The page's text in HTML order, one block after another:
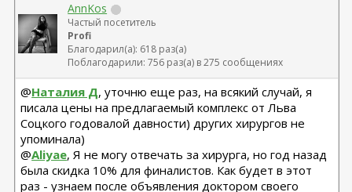
AnnKos
Частый посетитель
Profi
Благодарил(а): 618 раз(а)
Поблагодарили: 756 раз(а) в 275 сообщениях
@Наталия Д, уточню еще раз, на всякий случай, я
писала цены на предлагаемый комплекс от Льва
Соцкого годовалой давности) других хирургов не
упоминала)
@Aliyae, Я не могу отвечать за хирурга, но год назад
была скидка 10% для финалистов. Как будет в этот
раз - узнаем после объявления доктором своего